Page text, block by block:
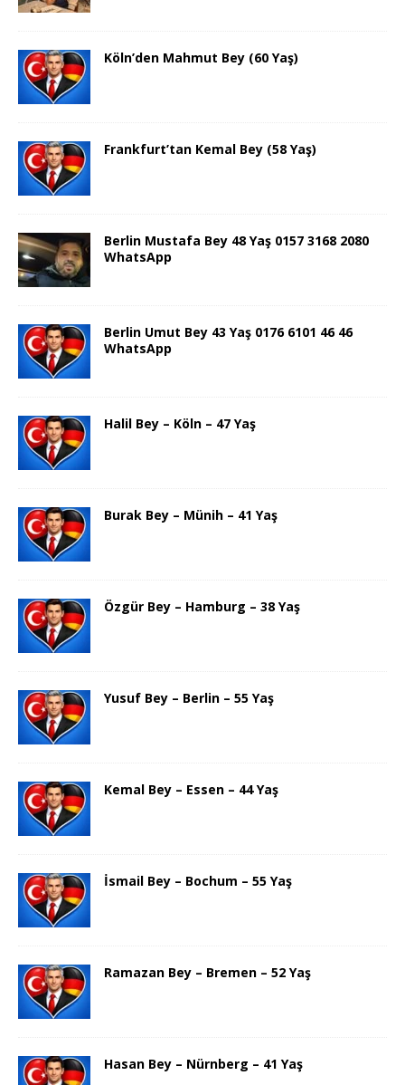
Köln’den Mahmut Bey (60 Yaş)
Frankfurt’tan Kemal Bey (58 Yaş)
Berlin Mustafa Bey 48 Yaş 0157 3168 2080
WhatsApp
Berlin Umut Bey 43 Yaş 0176 6101 46 46
WhatsApp
Halil Bey – Köln – 47 Yaş
Burak Bey – Münih – 41 Yaş
Özgür Bey – Hamburg – 38 Yaş
Yusuf Bey – Berlin – 55 Yaş
Kemal Bey – Essen – 44 Yaş
İsmail Bey – Bochum – 55 Yaş
Ramazan Bey – Bremen – 52 Yaş
Hasan Bey – Nürnberg – 41 Yaş